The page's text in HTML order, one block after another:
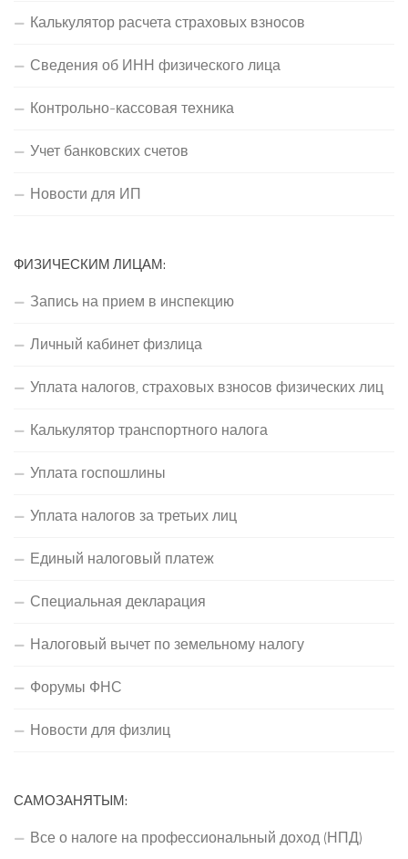
Калькулятор расчета страховых взносов
Сведения об ИНН физического лица
Контрольно-кассовая техника
Учет банковских счетов
Новости для ИП
ФИЗИЧЕСКИМ ЛИЦАМ:
Запись на прием в инспекцию
Личный кабинет физлица
Уплата налогов, страховых взносов физических лиц
Калькулятор транспортного налога
Уплата госпошлины
Уплата налогов за третьих лиц
Единый налоговый платеж
Специальная декларация
Налоговый вычет по земельному налогу
Форумы ФНС
Новости для физлиц
САМОЗАНЯТЫМ:
Все о налоге на профессиональный доход (НПД)